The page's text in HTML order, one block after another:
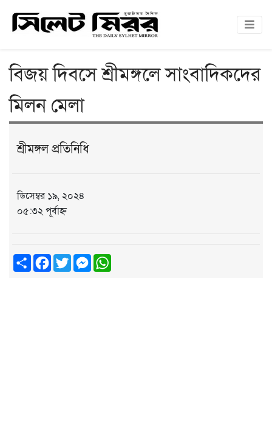
বিজয় দিবসে শ্রীমঙ্গলে সাংবাদিকদের
মিলন মেলা
শ্রীমঙ্গল প্রতিনিধি
ডিসেম্বর ১৯, ২০২৪
০৫:৩২ পূর্বাহ্ন
ShareFacebook
TwitterMessenger